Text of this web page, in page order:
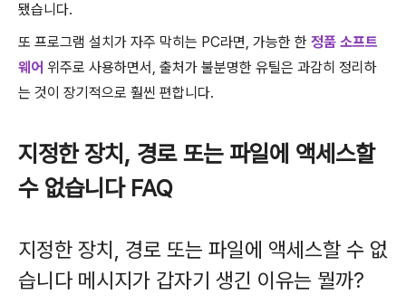
됐습니다.
또 프로그램 설치가 자주 막히는 PC라면, 가능한 한 정품 소프트
웨어 위주로 사용하면서, 출처가 불분명한 유틸은 과감히 정리하
는 것이 장기적으로 훨씬 편합니다.
지정한 장치, 경로 또는 파일에 액세스할
수 없습니다 FAQ
지정한 장치, 경로 또는 파일에 액세스할 수 없
습니다 메시지가 갑자기 생긴 이유는 뭘까?